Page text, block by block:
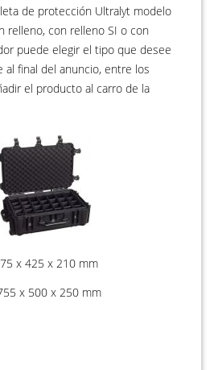
de protección Ultralyt modelo
relleno, con relleno SI o con
puede elegir el tipo que desee
al final del anuncio, entre los
el producto al carro de la
x 425 x 210 mm
x 500 x 250 mm